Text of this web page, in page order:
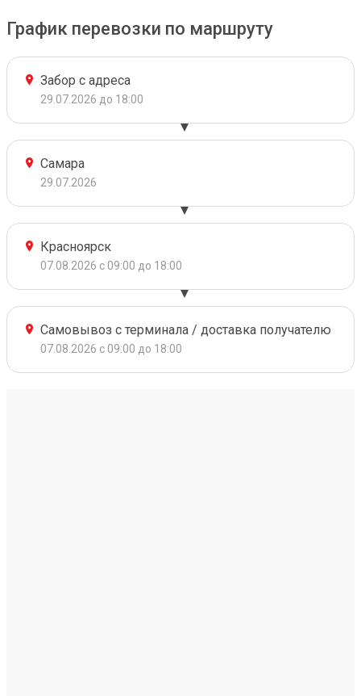
График перевозки по маршруту
Забор с адреса
29.07.2026 до 18:00
Самара
29.07.2026
Красноярск
07.08.2026 с 09:00 до 18:00
Самовывоз с терминала / доставка получателю
07.08.2026 с 09:00 до 18:00